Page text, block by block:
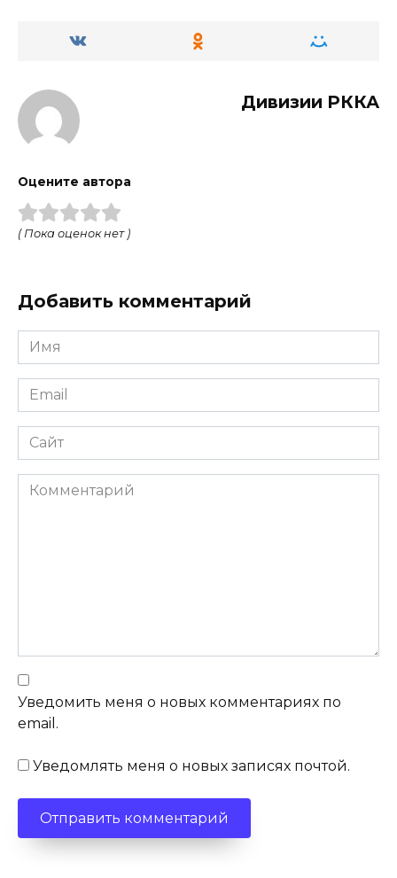
Дивизии РККА
Оцените автора
( Пока оценок нет )
Добавить комментарий
Имя
Email
Сайт
Комментарий
Уведомить меня о новых комментариях по
email.
Уведомлять меня о новых записях почтой.